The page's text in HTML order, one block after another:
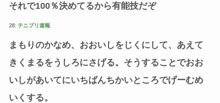
それで100％決めてるから有能技だぞ
28: テニプリ速報
まもりのかなめ、おおいしをじくにして、あえて
きくまるをうしろにさげる。そうすることでおお
いしがあいてにいちばんちかいところでげーむめ
いくする。